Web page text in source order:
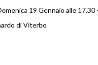
19 Gennaio alle 17.30
di Viterbo